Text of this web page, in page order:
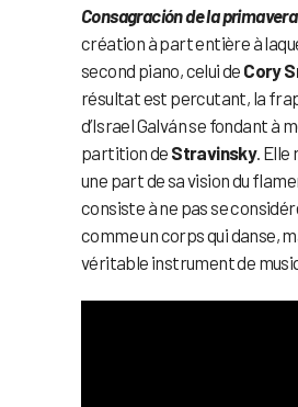
Consagración de la primavera
création à part entière à
second piano, celui de Cory
résultat est percutant, la
d’Israel Galván se fondant à
partition de Stravinsky. Elle
une part de sa vision du
consiste à ne pas se
comme un corps qui danse,
véritable instrument de